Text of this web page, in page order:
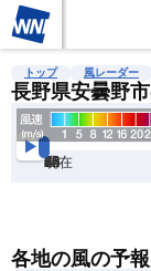
雨雲レーダー 台
トップ 風レーダー
長野県安曇野
現在
6h
12
24
36
48
60
72
各地の風の予報